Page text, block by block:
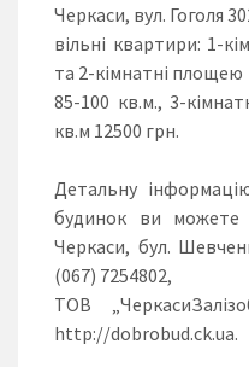
Черкаси, вул. Гоголя
вільні квартири: 1-
та 2-кімнатні площею
85-100 кв.м., 3-
кв.м 12500 грн.
Детальну
будинок ви
Черкаси, бул.
(067) 7254802,
ТОВ
http://dobrobud.ck.ua.